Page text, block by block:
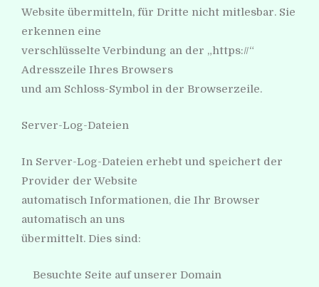
Website übermitteln, für Dritte nicht mitlesbar. Sie
erkennen eine
verschlüsselte Verbindung an der „https://“
Adresszeile Ihres Browsers
und am Schloss-Symbol in der Browserzeile.
Server-Log-Dateien
In Server-Log-Dateien erhebt und speichert der
Provider der Website
automatisch Informationen, die Ihr Browser
automatisch an uns
übermittelt. Dies sind:
Besuchte Seite auf unserer Domain